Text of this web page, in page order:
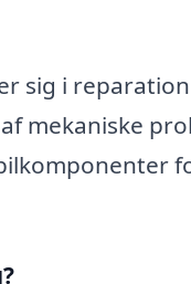
sig i
mekaniske